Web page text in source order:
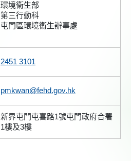
環境衞生部
第三行動科
屯門區環境衞生辦事處
2451 3101
pmkwan@fehd.gov.hk
新界屯門屯喜路1號屯門政府合署
1樓及3樓